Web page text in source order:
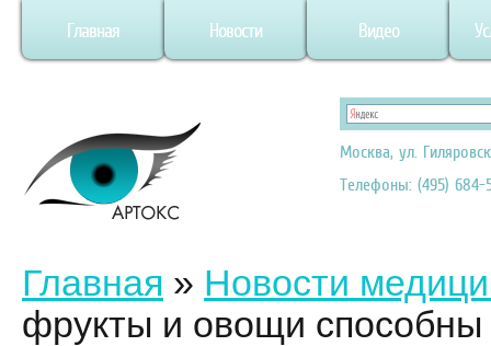
Главная Новости Видео
Москва, ул.
Телефоны: (495) 684-
Главная » Новости
фрукты и овощи способны